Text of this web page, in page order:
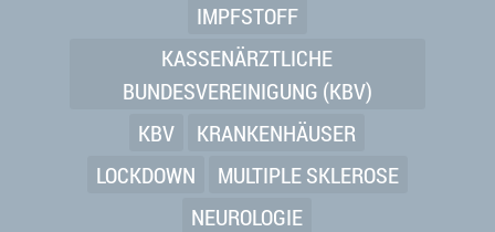
IMPFSTOFF
KASSENÄRZTLICHE
BUNDESVEREINIGUNG (KBV)
KBV
KRANKENHÄUSER
LOCKDOWN
MULTIPLE SKLEROSE
NEUROLOGIE